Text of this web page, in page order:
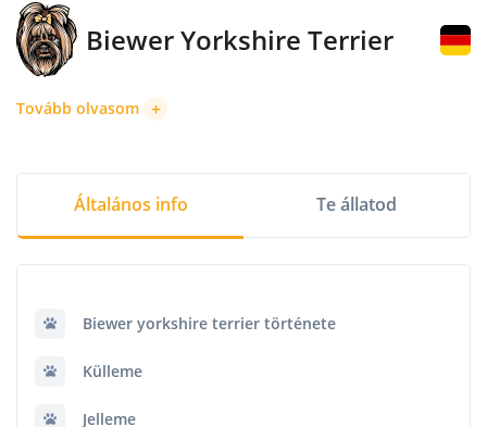
Biewer Yorkshire Terrier
Tovább olvasom +
Általános info Te állatod
Biewer yorkshire terrier története
Külleme
Jelleme